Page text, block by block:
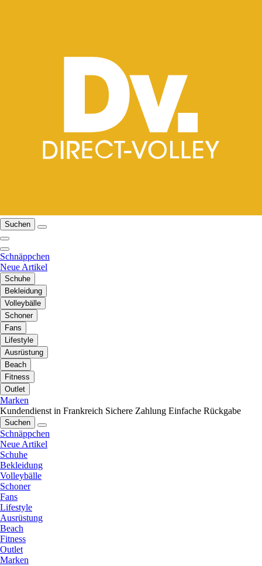
Suchen
Schnäppchen
Neue Artikel
Schuhe
Bekleidung
Volleybälle
Schoner
Fans
Lifestyle
Ausrüstung
Beach
Fitness
Outlet
Marken
Kundendienst in Frankreich Sichere Zahlung Einfache Rückgabe
Suchen
Schnäppchen
Neue Artikel
Schuhe
Bekleidung
Volleybälle
Schoner
Fans
Lifestyle
Ausrüstung
Beach
Fitness
Outlet
Marken